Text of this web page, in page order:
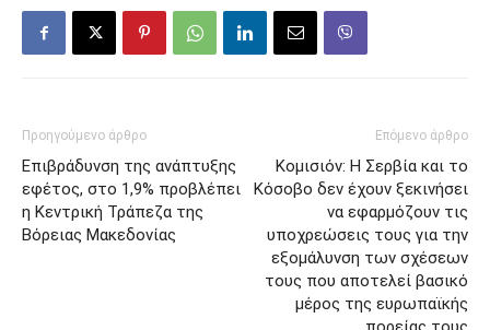
Προηγούμενο άρθρο
Επιβράδυνση της ανάπτυξης
εφέτος, στο 1,9% προβλέπει
η Κεντρική Τράπεζα της
Βόρειας Μακεδονίας
Επόμενο άρθρο
Κομισιόν: Η Σερβία και το
Κόσοβο δεν έχουν ξεκινήσει
να εφαρμόζουν τις
υποχρεώσεις τους για την
εξομάλυνση των σχέσεων
τους που αποτελεί βασικό
μέρος της ευρωπαϊκής